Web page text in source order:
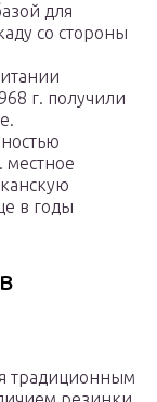
для
со стороны
г. получили
местное
в годы
традиционным